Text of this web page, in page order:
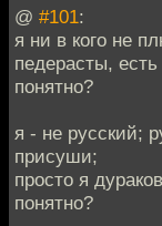
@ #101:
я ни в кого не
педерасты,
понятно?
я - не русский;
присуши;
просто я
понятно?